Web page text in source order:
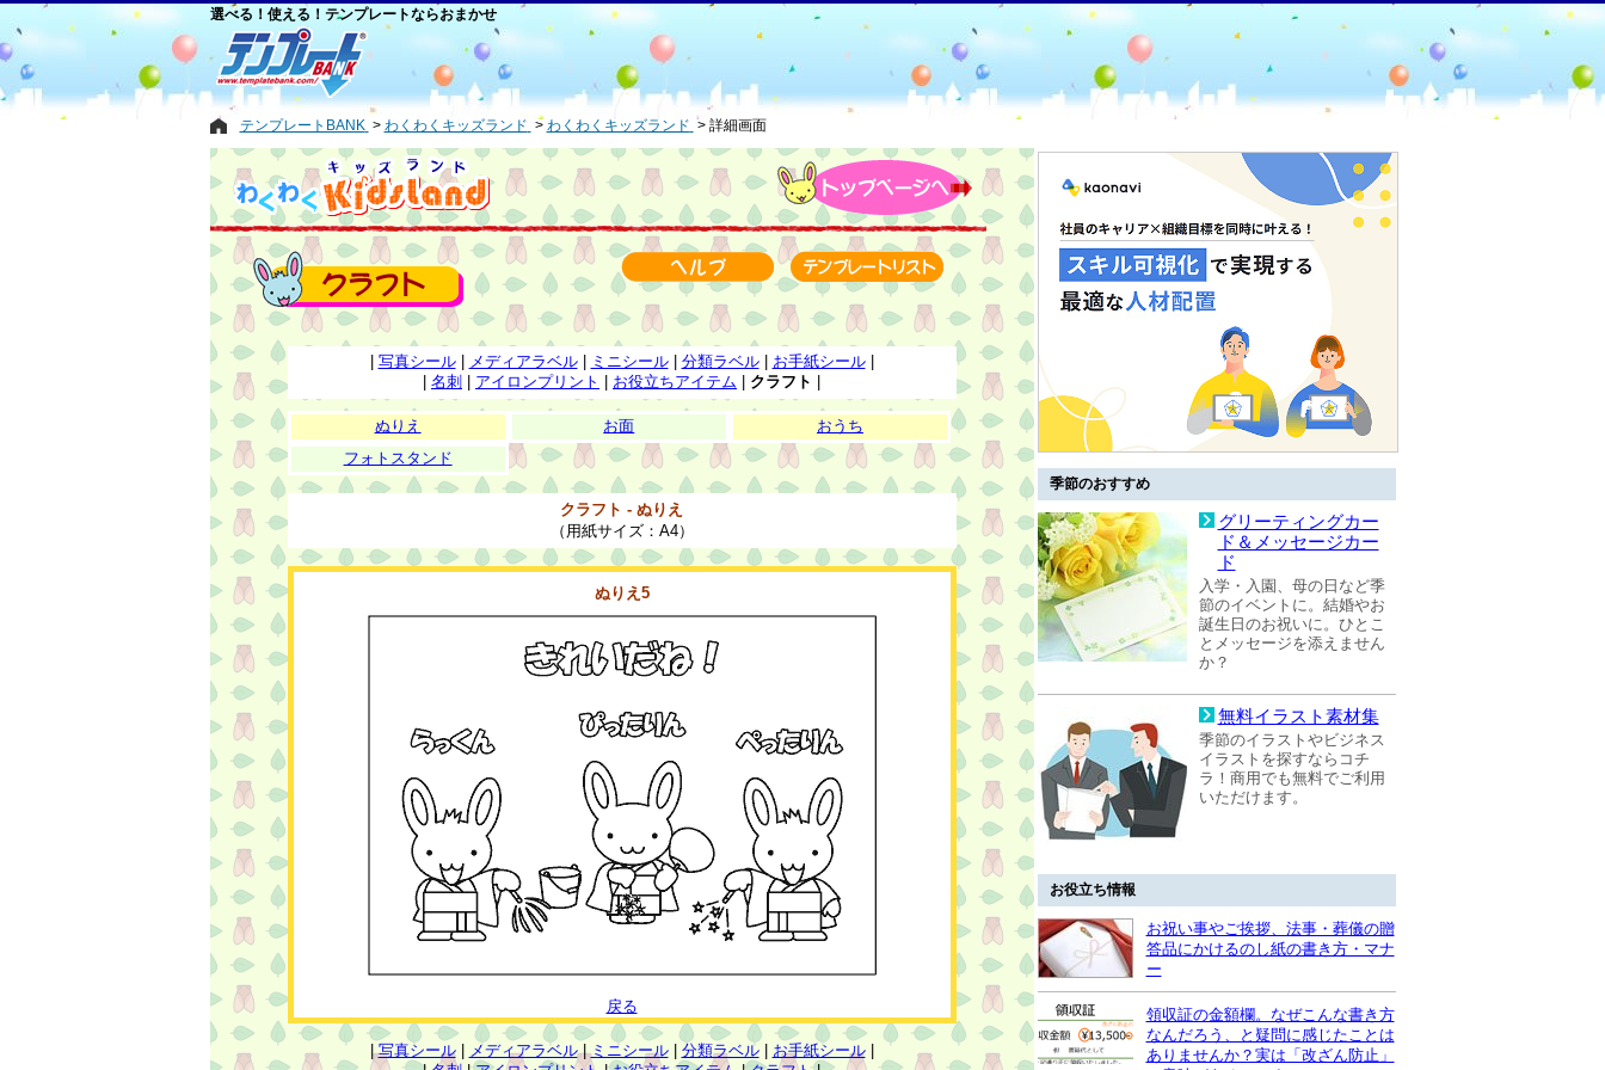
選べる！使える！テンプレートならおまかせ
テンプレートBANK わくわくキッズランド わくわくキッズランド 詳細画面
| 写真シール| メディアラベル| ミニシール| 分類ラベル| お手紙シール|
| 名刺 | アイロンプリント | お役立ちアイテム | クラフト |
ぬりえ お面
おうち
フォトスタンド
クラフト - ぬりえ
（用紙サイズ：A4）
ぬりえ5
戻る
|写真シール| メディアラベル|ミニシール| 分類ラベル| お手紙シール|
季節のおすすめ
グリーティングカー
ド＆メッセージカー
ド
入学・入園、母の日など季
節のイベントに。結婚やお
誕生日のお祝いに。ひとこ
とメッセージを添えません
か？
無料イラスト素材集
季節のイラストやビジネス
イラストを探すならコチ
ラ！商用でも無料でご利用
いただけます。
お役立ち情報
お祝い事やご挨拶、法事・葬儀の贈
答品にかけるのし紙の書き方・マナ
ー
領収証の金額欄。なぜこんな書き方
なんだろう、と疑問に感じたことは
ありませんか？実は「改ざん防止」